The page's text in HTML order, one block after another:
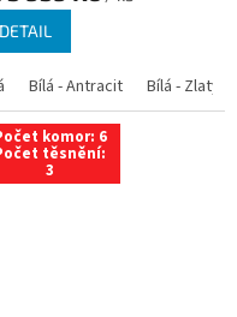
Bílá - Tmavý dub Bílá -
DETAIL
Bílá - Antracit Bílá - Zlatý
komor: 6
těsnění:
3